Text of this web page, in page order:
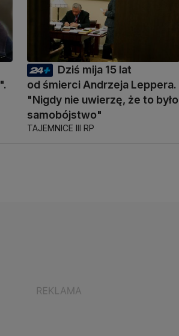
Dziś mija 15 lat
od śmierci Andrzeja Leppera.
"Nigdy nie uwierzę, że to było
samobójstwo"
TAJEMNICE III RP